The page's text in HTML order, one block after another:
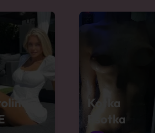
Kotka
Psotka